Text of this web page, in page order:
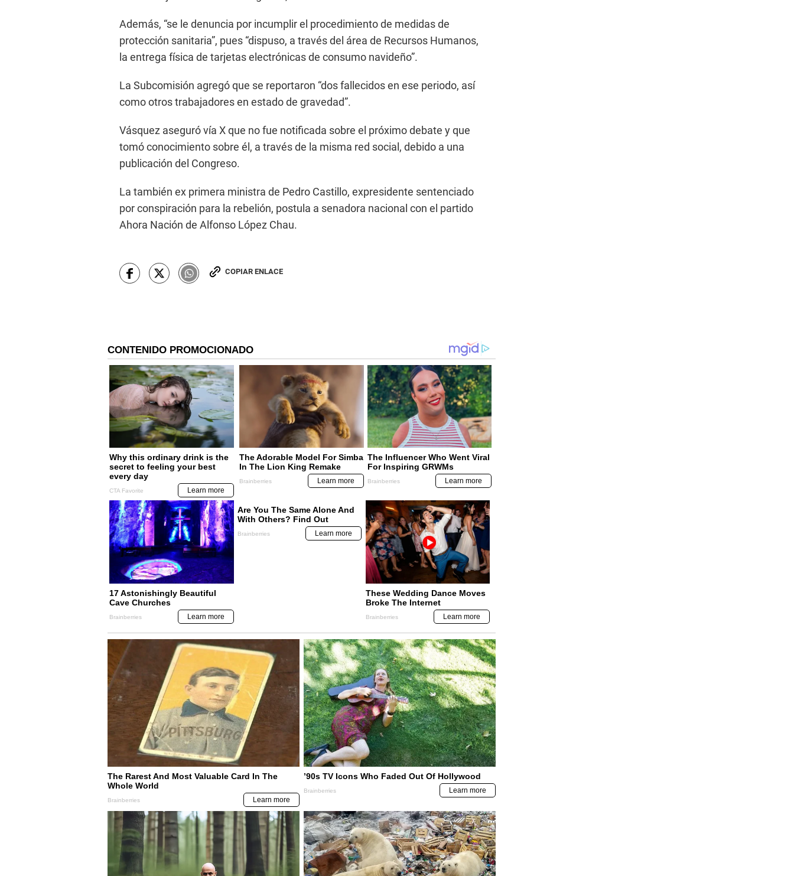
Además, “se le denuncia por incumplir el procedimiento de medidas de
protección sanitaria”, pues “dispuso, a través del área de Recursos Humanos,
la entrega física de tarjetas electrónicas de consumo navideño”.
La Subcomisión agregó que se reportaron “dos fallecidos en ese periodo, así
como otros trabajadores en estado de gravedad”.
Vásquez aseguró vía X que no fue notificada sobre el próximo debate y que
tomó conocimiento sobre él, a través de la misma red social, debido a una
publicación del Congreso.
La también ex primera ministra de Pedro Castillo, expresidente sentenciado
por conspiración para la rebelión, postula a senadora nacional con el partido
Ahora Nación de Alfonso López Chau.
COPIAR ENLACE